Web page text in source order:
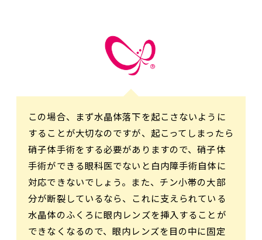
この場合、まず水晶体落下を起こさないように
することが大切なのですが、起こってしまったら
硝子体手術をする必要がありますので、硝子体
手術ができる眼科医でないと白内障手術自体に
対応できないでしょう。また、チン小帯の大部
分が断裂しているなら、これに支えられている
水晶体のふくろに眼内レンズを挿入することが
できなくなるので、眼内レンズを目の中に固定